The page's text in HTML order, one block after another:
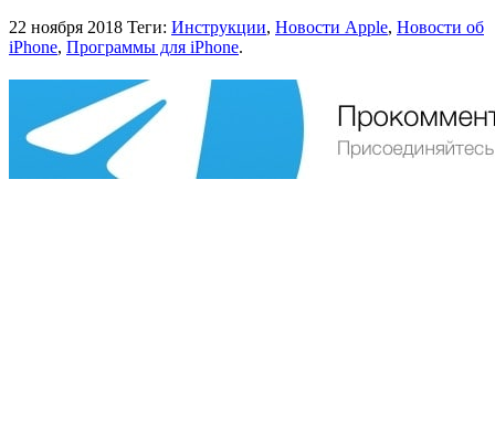
22 ноября 2018 Теги: Инструкции, Новости Apple, Новости об
iPhone, Программы для iPhone.